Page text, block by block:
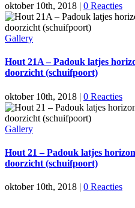
oktober 10th, 2018 | 0 Reacties
Gallery
Hout 21A – Padouk latjes
doorzicht (schuifpoort)
oktober 10th, 2018 | 0 Reacties
Gallery
Hout 21 – Padouk latjes
doorzicht (schuifpoort)
oktober 10th, 2018 | 0 Reacties